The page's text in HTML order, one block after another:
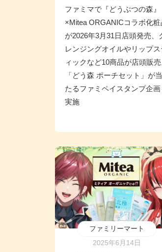
ファミマで『どうぶつの森』
×Mitea ORGANICコラボ化粧
が2026年3月31日店頭発売、
レンジングオイルやリップス
ィックなど10商品が店頭販売
「どう森 ポーチセット」が当
たるファミペイスタンプ企画
実施
ファミリーマート
2025年6月14日